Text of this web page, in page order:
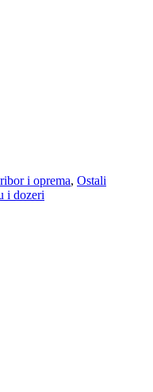
i oprema, Ostali
i dozeri